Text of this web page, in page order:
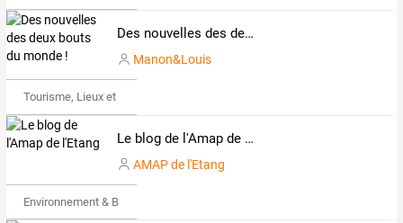
Des nouvelles des deux bouts du monde !
Manon&Louis
Tourisme, Lieux et Événements
Le blog de l'Amap de l'Etang
AMAP de l'Etang
Environnement & Bio